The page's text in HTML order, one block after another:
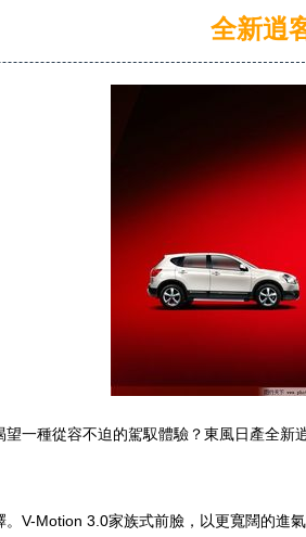
全新逍
一種從容不迫的駕馭體驗？東風日產全新
V-Motion 3.0家族式前臉，以更寬闊的